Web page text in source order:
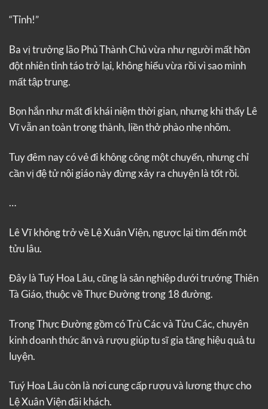
“Tỉnh!”
Ba vị trưởng lão Phủ Thành Chủ vừa như người mất hồn
đột nhiên tỉnh táo trở lại, không hiểu vừa rồi vì sao mình
mất tập trung.
Bọn hắn như mất đi khái niệm thời gian, nhưng khi thấy Lê
Vĩ vẫn an toàn trong thành, liền thở phào nhẹ nhõm.
Tuy đêm nay có vẻ đi không công một chuyến, nhưng chỉ
cần vị đệ tử nội giáo này đừng xảy ra chuyện là tốt rồi.
…
Lê Vĩ không trở về Lệ Xuân Viện, ngược lại tìm đến một
tửu lâu.
Đây là Tuý Hoa Lâu, cũng là sản nghiệp dưới trướng Thiên
Tà Giáo, thuộc về Thực Đường trong 18 đường.
Trong Thực Đường gồm có Trù Các và Tửu Các, chuyên
kinh doanh thức ăn và rượu giúp tu sĩ gia tăng hiệu quả tu
luyện.
Tuý Hoa Lâu còn là nơi cung cấp rượu và lương thực cho
Lệ Xuân Viện đãi khách.